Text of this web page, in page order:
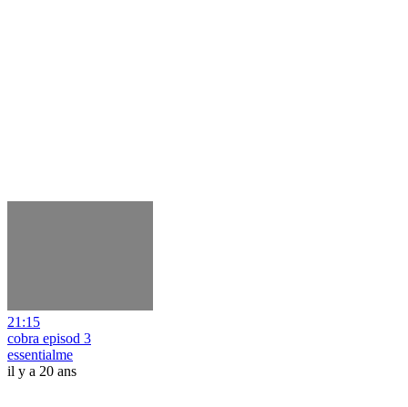
21:15
cobra episod 3
essentialme
il y a 20 ans